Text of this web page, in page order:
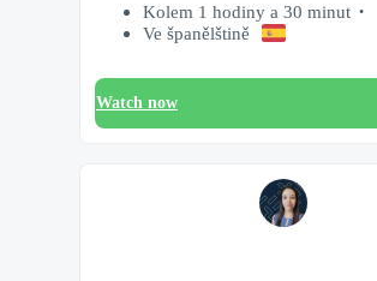
Kolem 1 hodiny a 30 minut
Ve španělštině
Watch now